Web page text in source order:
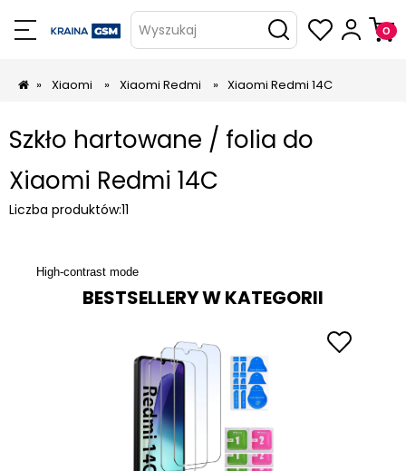
Wyszukaj
» Xiaomi » Xiaomi Redmi » Xiaomi Redmi 14C
Szkło hartowane / folia do
Xiaomi Redmi 14C
Liczba produktów:11
High-contrast mode
BESTSELLERY W KATEGORII